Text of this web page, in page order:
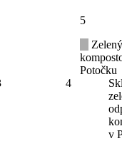
4
5
Potočku
v